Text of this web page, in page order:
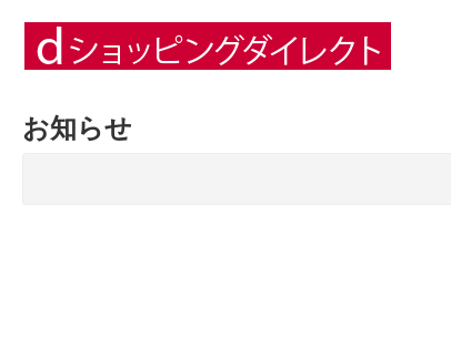
お知らせ